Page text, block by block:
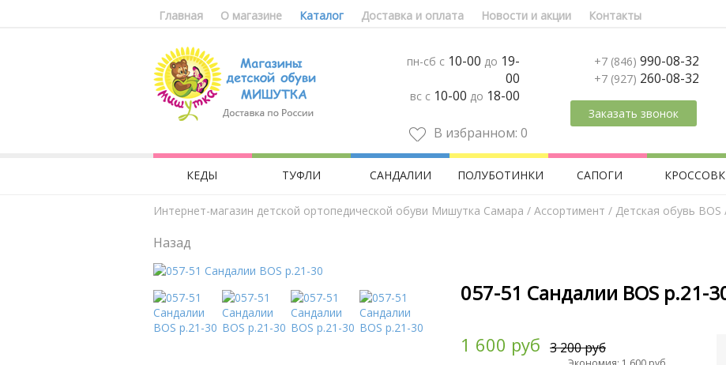
Главная О магазине Каталог Доставка и оплата Новости и акции Контакты
пн-сб с 10-00 до 19-
00
вс с 10-00 до 18-00
В избранном: 0
+7 (846) 990-08-32
+7 (927) 260-08-32
Заказать звонок
КЕДЫ ТУФЛИ САНДАЛИИ ПОЛУБОТИНКИ САПОГИ
Интернет-магазин детской ортопедической обуви Мишутка Самара / Aссортимент / Детская обувь BOS
Назад
057-51 Сандалии BOS р.21-
1 600 руб 3 200 руб